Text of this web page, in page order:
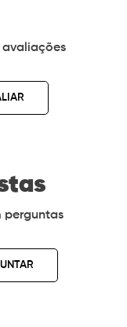
avaliações
perguntas